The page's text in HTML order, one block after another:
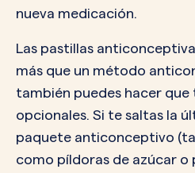
nueva medicación.
Las pastillas
más que un método
también puedes hacer que
opcionales. Si te saltas la
paquete anticonceptivo
como píldoras de azúcar o